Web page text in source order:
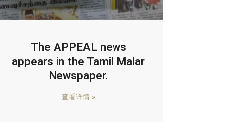
The APPEAL news
appears in the Tamil Malar
Newspaper.
查看详情 »